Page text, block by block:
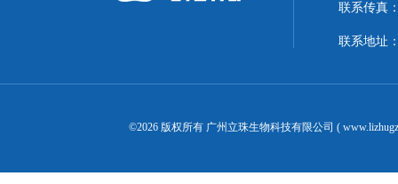
联系传真
联系地址
©2026 版权所有 广州立珠生物科技有限公司 (